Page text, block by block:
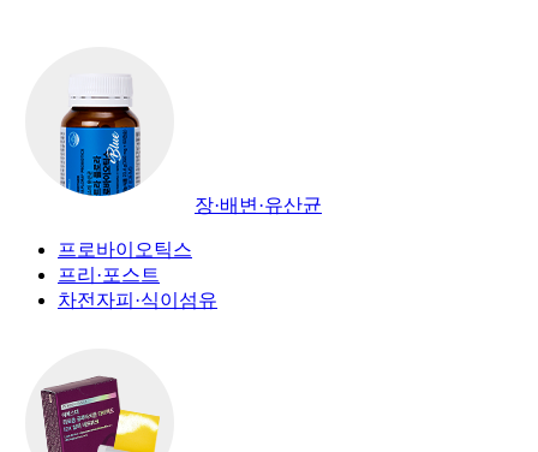
장·배변·유산균
프로바이오틱스
프리·포스트
차전자피·식이섬유